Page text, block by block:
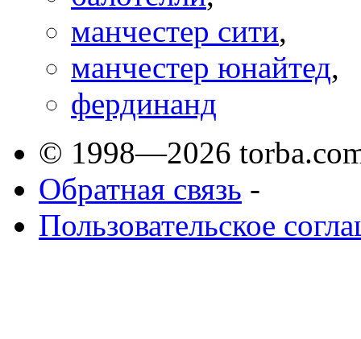
манчестер сити,
манчестер юнайтед,
фердинанд
© 1998—2026
Обратная связь -
Пользовательское